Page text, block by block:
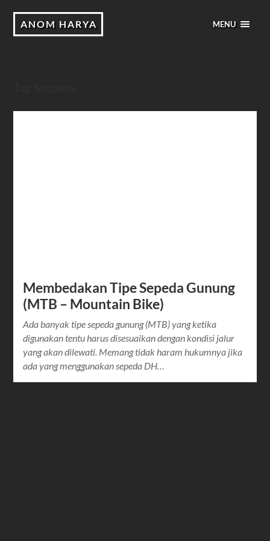
ANOM HARYA MENU
Membedakan Tipe Sepeda Gunung
(MTB – Mountain Bike)
Ada banyak tipe sepeda gunung (MTB) yang ketika
digunakan tentu harus disesuaikan dengan kondisi jalur
yang akan dilewati. Memang tidak haram hukumnya jika
ada yang menggunakan sepeda DH…